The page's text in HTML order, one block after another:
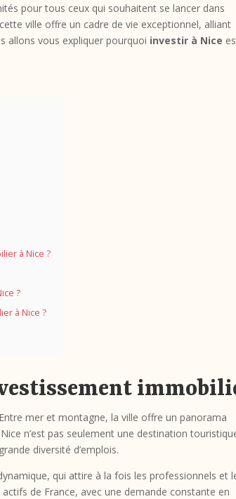
pour tous ceux qui souhaitent se lancer dans
ville offre un cadre de vie exceptionnel, alliant
allons vous expliquer pourquoi investir à Nice
à Nice ?
?
à Nice ?
mer et montagne, la ville offre un panorama
n’est pas seulement une destination
diversité d’emplois.
qui attire à la fois les professionnels et
actifs de France, avec une demande constante en